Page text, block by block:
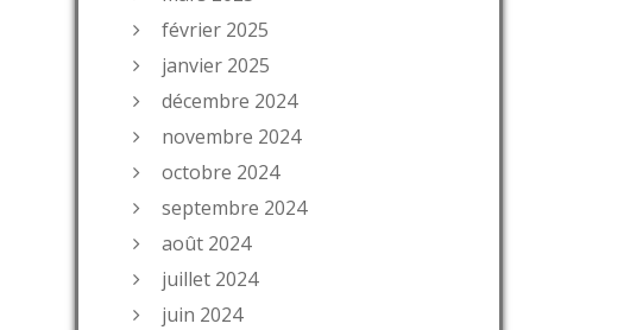
février 2025
janvier 2025
décembre 2024
novembre 2024
octobre 2024
septembre 2024
août 2024
juillet 2024
juin 2024